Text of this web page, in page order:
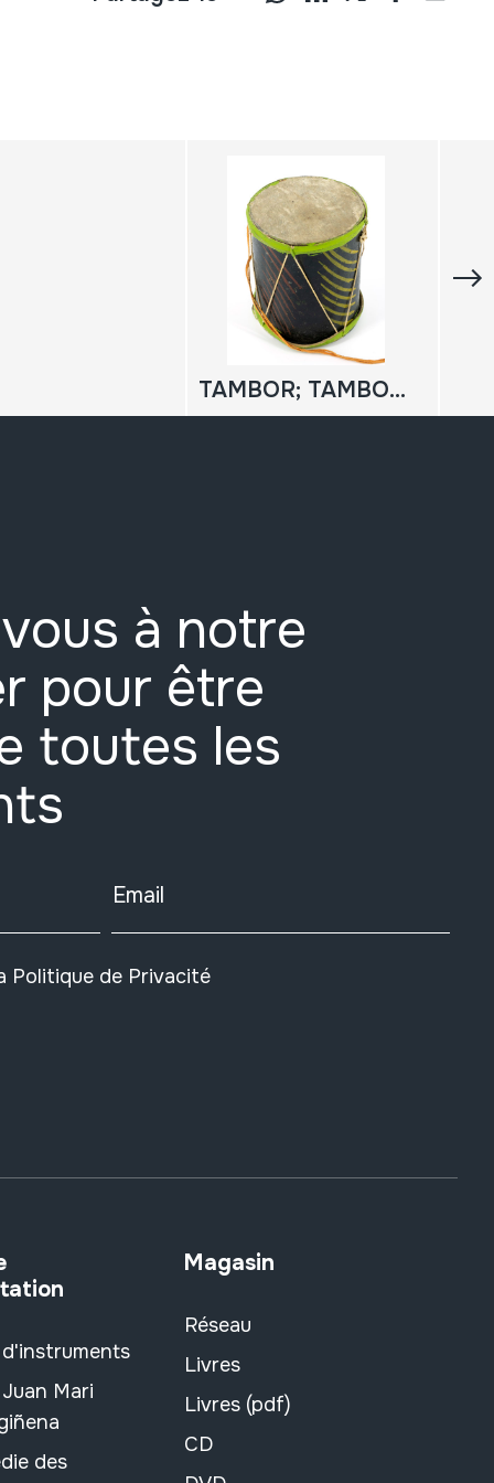
TAMBOR; TAMBORINO
à notre
pour être
toutes les
Email
Politique de Privacité
Mari
des
Magasin
Réseau
Livres
Livres (pdf)
CD